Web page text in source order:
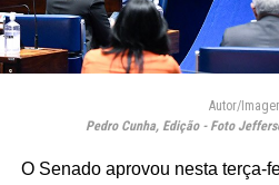
Autor/
Pedro Cunha, Edição - Foto
O Senado aprovou nesta terça-